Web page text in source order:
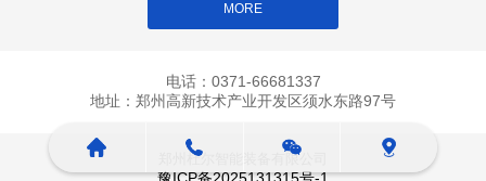
MORE
电话：0371-66681337
地址：郑州高新技术产业开发区须水东路97号
郑州杜尔智能装备有限公司